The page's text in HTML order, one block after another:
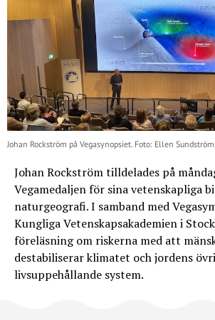
Johan Rockström på Vegasynopsiet. Foto: Ellen Sundström
Johan Rockström tilldelades på
Vegamedaljen för sina vetenskapliga
naturgeografi. I samband med
Kungliga Vetenskapsakademien i
föreläsning om riskerna med att
destabiliserar klimatet och jordens
livsuppehållande system.